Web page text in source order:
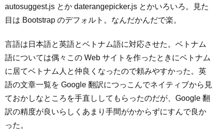
autosuggest.js とか daterangepicker.js とかいろいろ。見た
目は Bootstrap のデフォルト。なんだかんだで楽。
言語は日本語と英語とベトナム語に対応させた。ベトナム
語については偶々この Web サイトを作ったときにベトナム
に居てベトナム人と仲良くなったので頼みやすかった。英
語の文章一覧を Google 翻訳につっこんでネイティブから見
ておかしなところを手直ししてもらったのだが、Google 翻
訳の精度が良いらしくあまり手間がかからずにすんで良か
った。